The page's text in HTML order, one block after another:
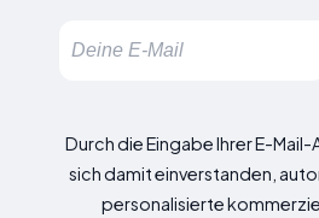
Durch die Eingabe Ihrer E-Mail-
sich damit einverstanden,
personalisierte